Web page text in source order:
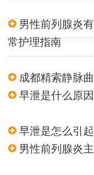
男性前列腺炎
常护理指南
成都精索静脉
早泄是什么原
早泄是怎么引
男性前列腺炎